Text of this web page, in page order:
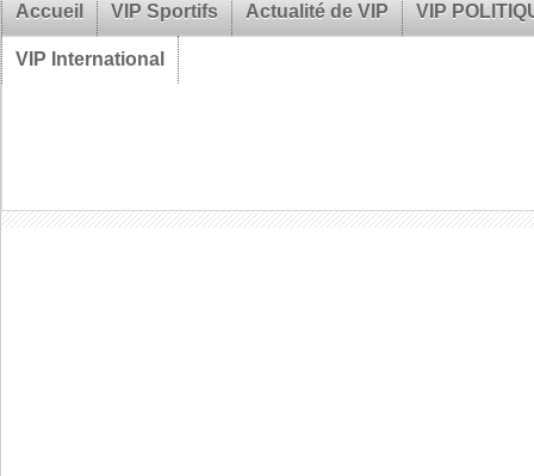
Accueil VIP Sportifs Actualité de VIP VIP
VIP International